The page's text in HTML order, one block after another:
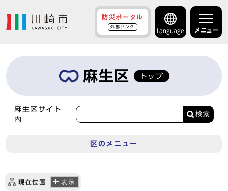
防災ポータル
外部リンク
Language メニュー
麻生区 トップ
麻生区サイト
内
検索
区のメニュー
現在位置 表示